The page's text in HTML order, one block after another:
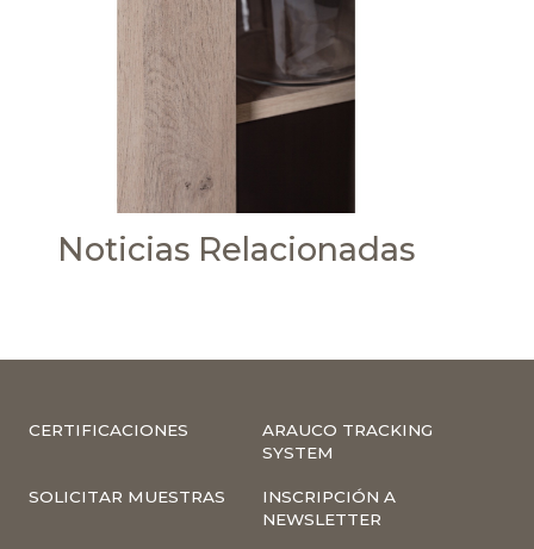
Noticias Relacionadas
CERTIFICACIONES
ARAUCO TRACKING
SYSTEM
SOLICITAR MUESTRAS
INSCRIPCIÓN A
NEWSLETTER